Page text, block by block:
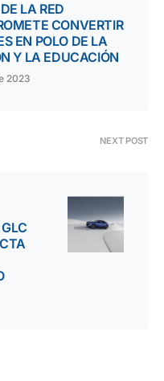
LA RED
CONVERTIR
EN POLO DE LA
Y LA EDUCACIÓN
2023
NEXT POST